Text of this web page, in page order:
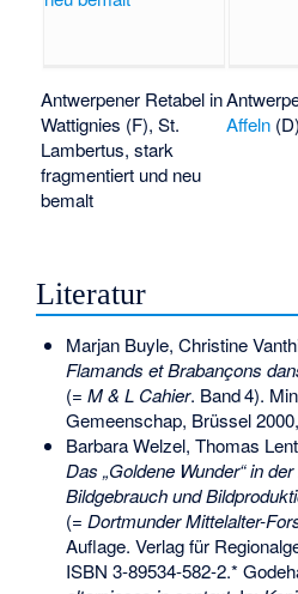
Antwerpener Retabel in
Wattignies (F), St.
Lambertus, stark
fragmentiert und neu
bemalt
Affeln
Literatur
Marjan Buyle, Christine
Flamands et Brabançons
(= M & L Cahier. Band4).
Gemeenschap, Brüssel 2000,
Barbara Welzel, Thomas
Das „Goldene Wunder“ in
Bildgebrauch und
(= Dortmunder Mittelalter-
Auflage. Verlag für
ISBN 3-89534-582-2.*